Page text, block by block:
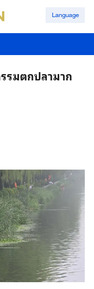
Language
รมตกปลามาก